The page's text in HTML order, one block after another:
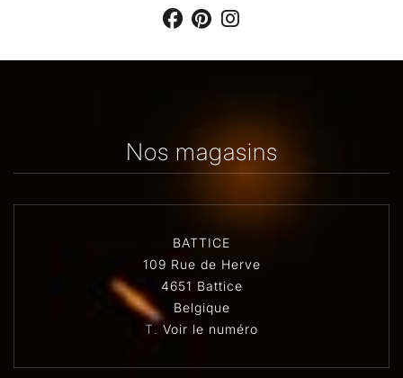
Nos magasins
BATTICE
109 Rue de Herve
4651 Battice
Belgique
T. Voir le numéro